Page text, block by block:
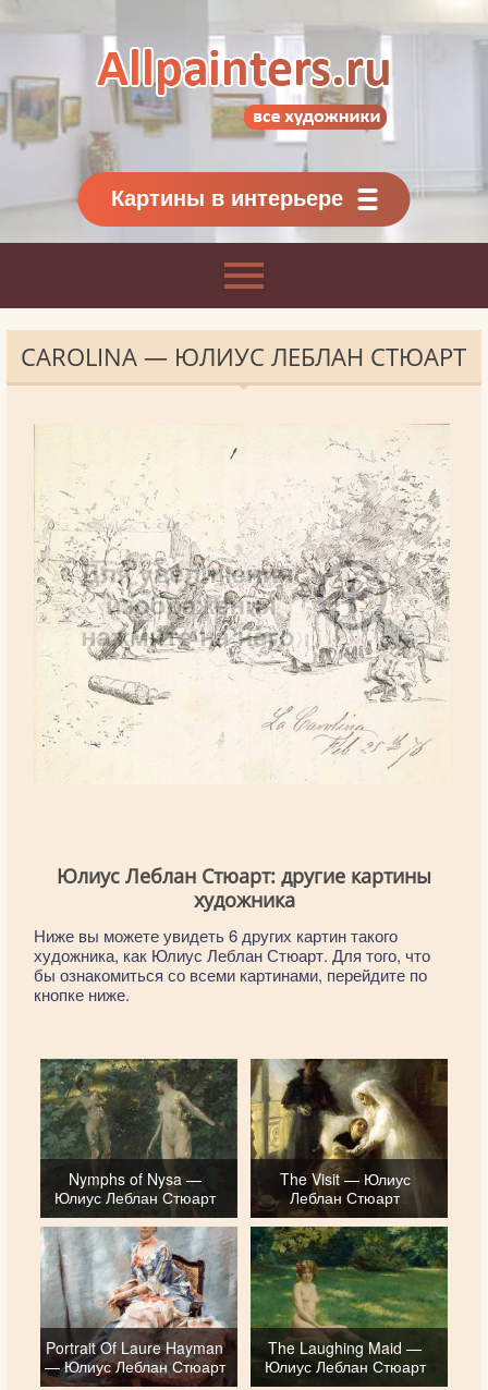
Картины классиков
и современников
Картины в интерьере
CAROLINA — ЮЛИУС ЛЕБЛАН СТЮАРТ
Юлиус Леблан Стюарт: другие картины
художника
Ниже вы можете увидеть 6 других картин такого
художника, как Юлиус Леблан Стюарт. Для того, что
бы ознакомиться со всеми картинами, перейдите по
кнопке ниже.
Nymphs of Nysa —
Юлиус Леблан Стюарт
The Visit — Юлиус
Леблан Стюарт
Portrait Of Laure Hayman
— Юлиус Леблан Стюарт
The Laughing Maid —
Юлиус Леблан Стюарт